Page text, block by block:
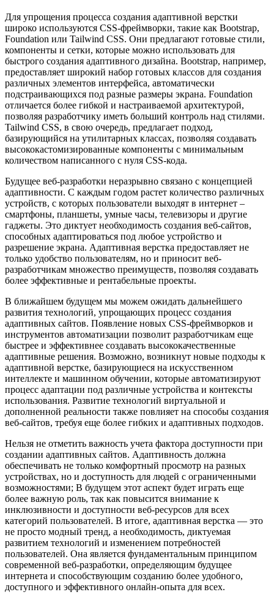
Для упрощения процесса создания адаптивной верстки
широко используются CSS-фреймворки, такие как Bootstrap,
Foundation или Tailwind CSS. Они предлагают готовые стили,
компоненты и сетки, которые можно использовать для
быстрого создания адаптивного дизайна. Bootstrap, например,
предоставляет широкий набор готовых классов для создания
различных элементов интерфейса, автоматически
подстраивающихся под разные размеры экрана. Foundation
отличается более гибкой и настраиваемой архитектурой,
позволяя разработчику иметь больший контроль над стилями.
Tailwind CSS, в свою очередь, предлагает подход,
базирующийся на утилитарных классах, позволяя создавать
высококастомизированные компоненты с минимальным
количеством написанного с нуля CSS-кода.
Будущее веб-разработки неразрывно связано с концепцией
адаптивности. С каждым годом растет количество различных
устройств, с которых пользователи выходят в интернет –
смартфоны, планшеты, умные часы, телевизоры и другие
гаджеты. Это диктует необходимость создания веб-сайтов,
способных адаптироваться под любое устройство и
разрешение экрана. Адаптивная верстка предоставляет не
только удобство пользователям, но и приносит веб-
разработчикам множество преимуществ, позволяя создавать
более эффективные и рентабельные проекты.
В ближайшем будущем мы можем ожидать дальнейшего
развития технологий, упрощающих процесс создания
адаптивных сайтов. Появление новых CSS-фреймворков и
инструментов автоматизации позволит разработчикам еще
быстрее и эффективнее создавать высококачественные
адаптивные решения. Возможно, возникнут новые подходы к
адаптивной верстке, базирующиеся на искусственном
интеллекте и машинном обучении, которые автоматизируют
процесс адаптации под различные устройства и контексты
использования. Развитие технологий виртуальной и
дополненной реальности также повлияет на способы создания
веб-сайтов, требуя еще более гибких и адаптивных подходов.
Нельзя не отметить важность учета фактора доступности при
создании адаптивных сайтов. Адаптивность должна
обеспечивать не только комфортный просмотр на разных
устройствах, но и доступность для людей с ограниченными
возможностями; В будущем этот аспект будет играть еще
более важную роль, так как повысится внимание к
инклюзивности и доступности веб-ресурсов для всех
категорий пользователей. В итоге, адаптивная верстка — это
не просто модный тренд, а необходимость, диктуемая
развитием технологий и изменением потребностей
пользователей. Она является фундаментальным принципом
современной веб-разработки, определяющим будущее
интернета и способствующим созданию более удобного,
доступного и эффективного онлайн-опыта для всех.